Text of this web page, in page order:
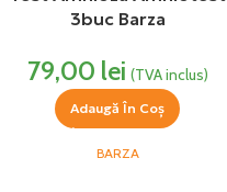
3buc Barza
79,00 lei (TVA inclus)
Adaugă În Coș
BARZA